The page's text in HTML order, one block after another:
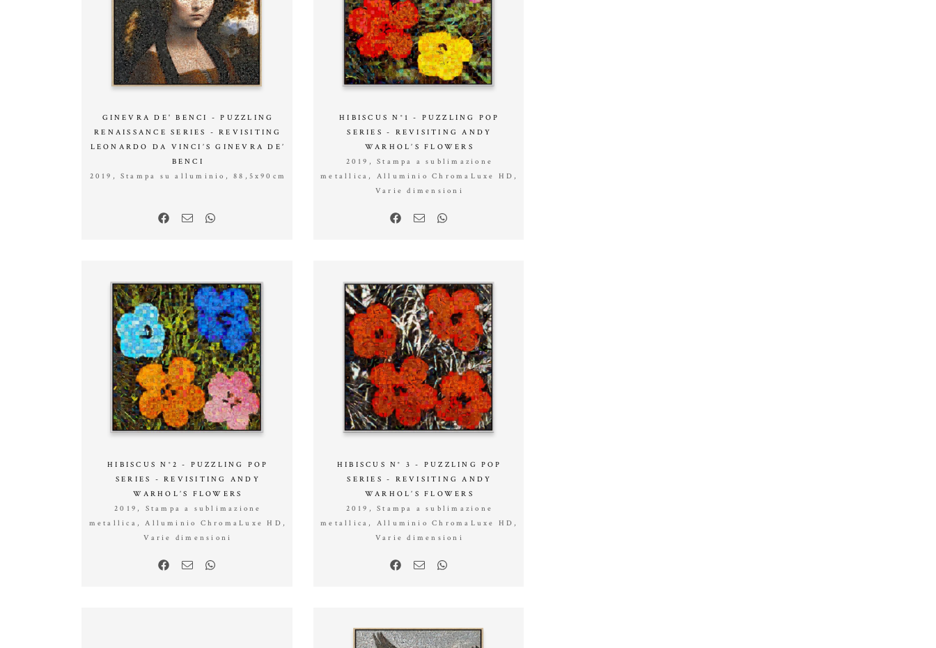
GINEVRA DE' BENCI - PUZZLING
RENAISSANCE SERIES - REVISITING
LEONARDO DA VINCI’S GINEVRA DE’
BENCI
2019, Stampa su alluminio, 88,5x90cm
HIBISCUS N°1 - PUZZLING POP
SERIES - REVISITING ANDY
WARHOL’S FLOWERS
2019, Stampa a sublimazione
metallica, Alluminio ChromaLuxe HD,
Varie dimensioni
HIBISCUS N°2 - PUZZLING POP
SERIES - REVISITING ANDY
WARHOL’S FLOWERS
2019, Stampa a sublimazione
metallica, Alluminio ChromaLuxe HD,
Varie dimensioni
HIBISCUS N° 3 - PUZZLING POP
SERIES - REVISITING ANDY
WARHOL’S FLOWERS
2019, Stampa a sublimazione
metallica, Alluminio ChromaLuxe HD,
Varie dimensioni